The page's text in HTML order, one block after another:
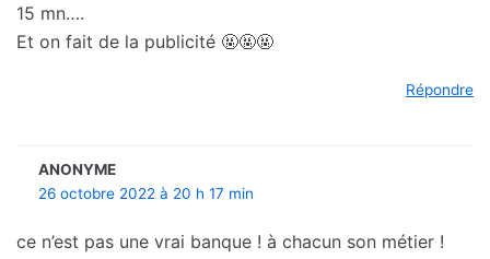
15 mn….
Et on fait de la publicité 🤬🤬🤬
Répondre
ANONYME
26 octobre 2022 à 20 h 17 min
ce n’est pas une vrai banque ! à chacun son métier !